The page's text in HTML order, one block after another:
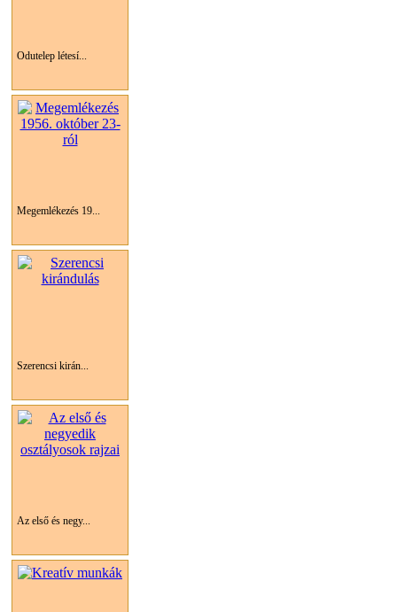
Odutelep létesí...
Megemlékezés 19...
Szerencsi kirán...
Az első és negy...